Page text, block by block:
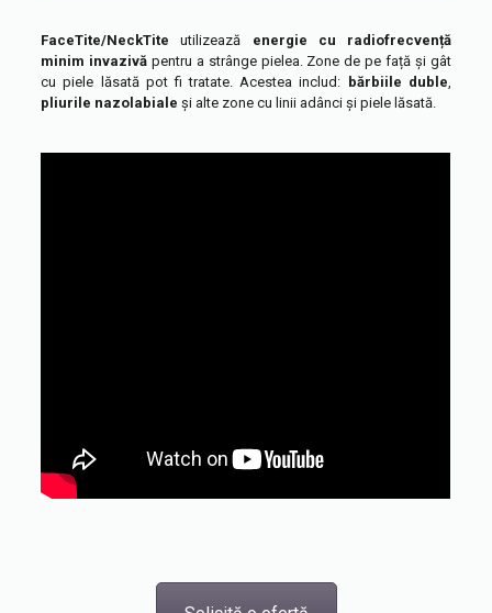
FaceTite/NeckTite utilizează energie cu radiofrecvență
minim invazivă pentru a strânge pielea. Zone de pe față și gât
cu piele lăsată pot fi tratate. Acestea includ: bărbiile duble,
pliurile nazolabiale și alte zone cu linii adânci și piele lăsată.